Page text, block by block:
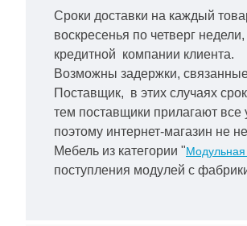
Сроки доставки на каждый
воскресенья по четверг
кредитной компании клиента.
Возможны задержки,
Поставщик, в этих случаях
тем поставщики прилагают все
поэтому интернет-магазин не
Мебель из категории "
поступления модулей с